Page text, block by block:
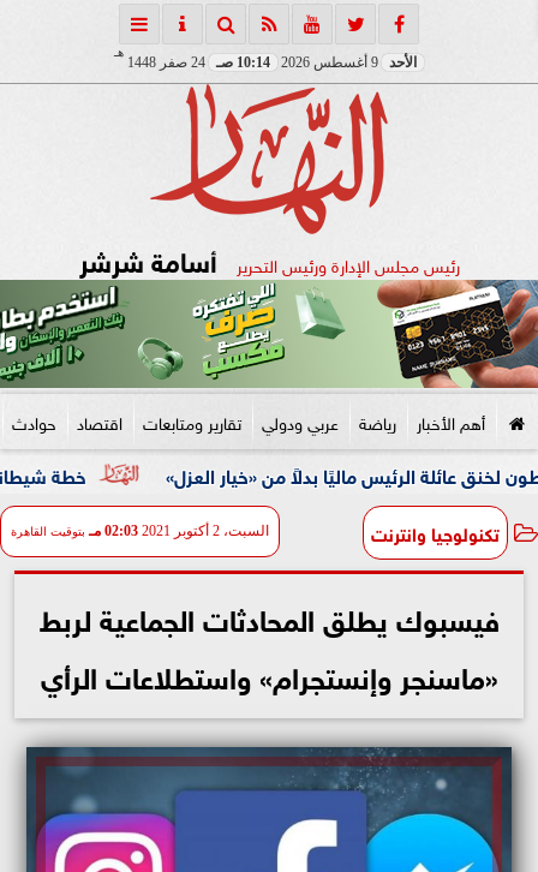
الأحد 10:14 صـ 24 صفر 1448
هـ
رئيس مجلس الإدارة ورئيس التحرير أسامة شرشر
أهم الأخبار رياضة عربي ودولي تقارير ومتابعات اقتصاد حوادث
خطة شيطانية انتهت في قبضة الأمن.. الرئيس ماليًا بدلاً من «خيار العزل»
تكنولوجيا وانترنت السبت، 2 أكتوبر 2021 02:03 مـ بتوقيت القاهرة
فيسبوك يطلق المحادثات الجماعية لربط
«ماسنجر وإنستجرام» واستطلاعات الرأي